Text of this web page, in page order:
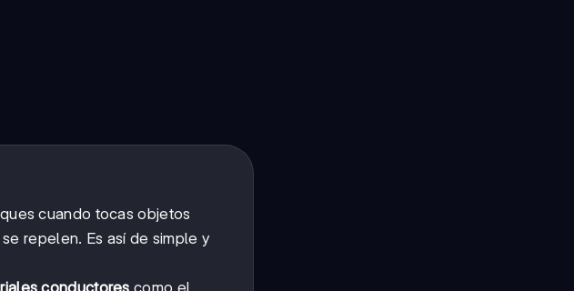
cuando tocas objetos
repelen. Es así de simple y